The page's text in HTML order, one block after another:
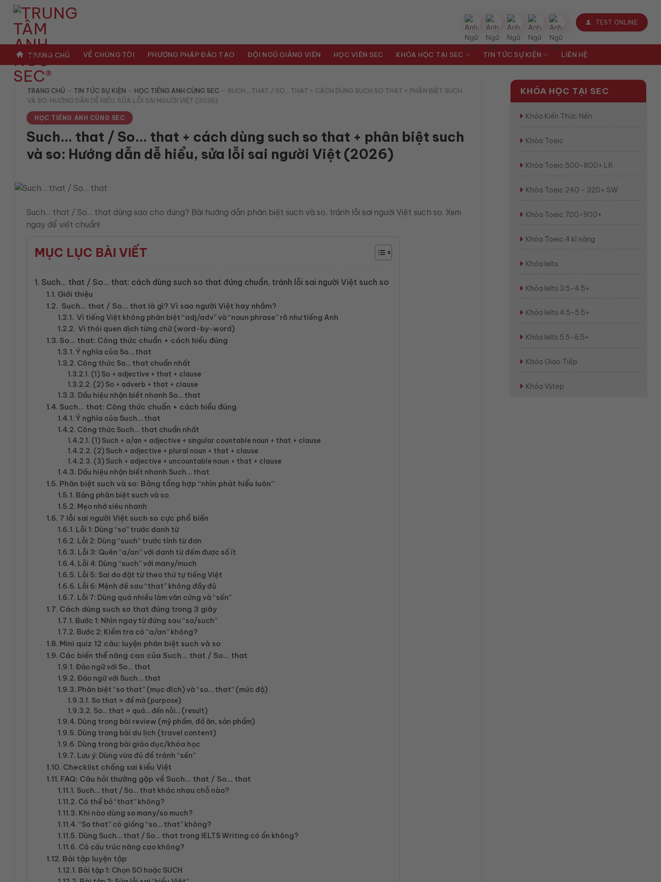
dung
TEST ONLINE
TRANG CHỦ VỀ CHÚNG TÔI PHƯƠNG PHÁP ĐÀO TẠO ĐỘI NGŨ GIẢNG VIÊN HỌC VIÊN SEC KHÓA HỌC TẠI SEC TIN TỨC SỰ KIỆN LIÊN HỆ
TRANG CHỦ — TIN TỨC SỰ KIỆN — HỌC TIẾNG ANH CÙNG SEC — SUCH… THAT / SO… THAT + CÁCH DÙNG SUCH SO THAT + PHÂN BIỆT SUCH
VÀ SO: HƯỚNG DẪN DỄ HIỂU, SỬA LỖI SAI NGƯỜI VIỆT (2026)
HỌC TIẾNG ANH CÙNG SEC
Such… that / So… that + cách dùng such so that + phân biệt such
và so: Hướng dẫn dễ hiểu, sửa lỗi sai người Việt (2026)
Such… that / So… that dùng sao cho đúng? Bài hướng dẫn phân biệt such và so, tránh lỗi sai người Việt such so. Xem
ngay để viết chuẩn!
MỤC LỤC BÀI VIẾT
Such… that / So… that: cách dùng such so that đúng chuẩn, tránh lỗi sai người Việt such so
Giới thiệu
Such… that / So… that là gì? Vì sao người Việt hay nhầm?
Vì tiếng Việt không phân biệt “adj/adv” và “noun phrase” rõ như tiếng Anh
Vì thói quen dịch từng chữ (word-by-word)
So… that: Công thức chuẩn + cách hiểu đúng
Ý nghĩa của So… that
Công thức So… that chuẩn nhất
(1) So + adjective + that + clause
(2) So + adverb + that + clause
Dấu hiệu nhận biết nhanh So… that
Such… that: Công thức chuẩn + cách hiểu đúng
Ý nghĩa của Such… that
Công thức Such… that chuẩn nhất
(1) Such + a/an + adjective + singular countable noun + that + clause
(2) Such + adjective + plural noun + that + clause
(3) Such + adjective + uncountable noun + that + clause
Dấu hiệu nhận biết nhanh Such… that
Phân biệt such và so: Bảng tổng hợp “nhìn phát hiểu luôn”
Bảng phân biệt such và so
Mẹo nhớ siêu nhanh
7 lỗi sai người Việt such so cực phổ biến
Lỗi 1: Dùng “so” trước danh từ
Lỗi 2: Dùng “such” trước tính từ đơn
Lỗi 3: Quên “a/an” với danh từ đếm được số ít
Lỗi 4: Dùng “such” với many/much
Lỗi 5: Sai do đặt từ theo thứ tự tiếng Việt
Lỗi 6: Mệnh đề sau “that” không đầy đủ
Lỗi 7: Dùng quá nhiều làm văn cứng và “sến”
Cách dùng such so that đúng trong 3 giây
Bước 1: Nhìn ngay từ đứng sau “so/such”
Bước 2: Kiểm tra có “a/an” không?
Mini quiz 12 câu: luyện phân biệt such và so
Các biến thể nâng cao của Such… that / So… that
Đảo ngữ với So… that
Đảo ngữ với Such… that
Phân biệt “so that” (mục đích) và “so… that” (mức độ)
So that = để mà (purpose)
So… that = quá… đến nỗi… (result)
Dùng trong bài review (mỹ phẩm, đồ ăn, sản phẩm)
Dùng trong bài du lịch (travel content)
Dùng trong bài giáo dục/khóa học
Lưu ý: Dùng vừa đủ để tránh “sến”
Checklist chống sai kiểu Việt
FAQ: Câu hỏi thường gặp về Such… that / So… that
Such… that / So… that khác nhau chỗ nào?
Có thể bỏ “that” không?
Khi nào dùng so many/so much?
“So that” có giống “so… that” không?
Dùng Such… that / So… that trong IELTS Writing có ổn không?
Có cấu trúc nâng cao không?
Bài tập luyện tập
Bài tập 1: Chọn SO hoặc SUCH
KHÓA HỌC TẠI SEC
Khóa Kiến Thức Nền
Khóa Toeic
Khóa Toeic 500-800+ LR
Khóa Toeic 240 - 320+ SW
Khóa Toeic 700-900+
Khóa Toeic 4 kĩ năng
Khóa Ielts
Khóa Ielts 3.5-4.5+
Khóa Ielts 4.5-5.5+
Khóa Ielts 5.5-6.5+
Khóa Giao Tiếp
Khóa Vstep